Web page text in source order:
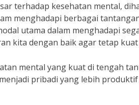
terhadap kesehatan mental,
menghadapi berbagai
utama dalam menghadapi
kita dengan baik agar tetap
mental yang kuat di tengah
pribadi yang lebih